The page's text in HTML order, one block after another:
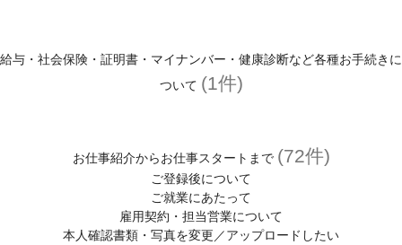
登録スタッフ限定！マイページとは？
お友達紹介キャンペーン
給与・社会保険・証明書・マイナンバー・健康診断など各種お手続きに
ついて (1件)
お仕事紹介からお仕事スタートまで (72件)
ご登録後について
ご就業にあたって
雇用契約・担当営業について
本人確認書類・写真を変更／アップロードしたい